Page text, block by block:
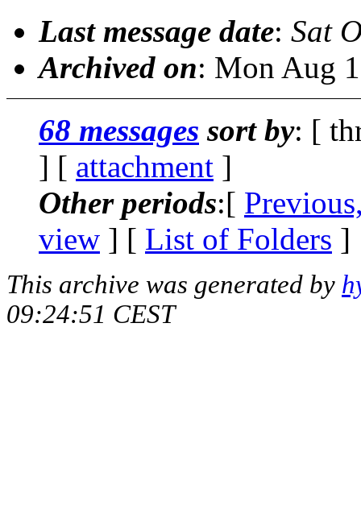
Last message date: Sat
Archived on: Mon Aug
68 messages sort by: [
] [ attachment ]
Other periods:[
view ] [ List of Folders ]
This archive was generated by
09:24:51 CEST